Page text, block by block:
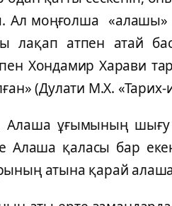
Ал моңғолша «алашы» -
лақап атпен атай
Хондамир Харави
(Дулати М.Х.
ұғымының шығу тегі
Алаша қаласы бар
атына қарай алаша